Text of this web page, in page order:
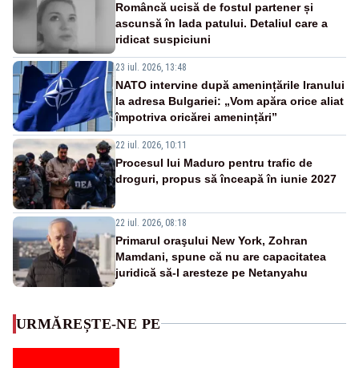
Româncă ucisă de fostul partener și
ascunsă în lada patului. Detaliul care a
ridicat suspiciuni
23 iul. 2026, 13:48
NATO intervine după amenințările Iranului
la adresa Bulgariei: „Vom apăra orice aliat
împotriva oricărei amenințări”
22 iul. 2026, 10:11
Procesul lui Maduro pentru trafic de
droguri, propus să înceapă în iunie 2027
22 iul. 2026, 08:18
Primarul oraşului New York, Zohran
Mamdani, spune că nu are capacitatea
juridică să-l aresteze pe Netanyahu
URMĂREȘTE-NE PE